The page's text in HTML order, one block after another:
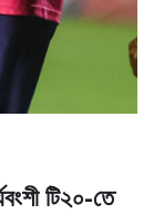
টি২০-তে